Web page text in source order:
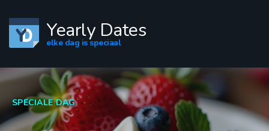
Yearly Dates
elke dag is speciaal
SPECIALE DAG